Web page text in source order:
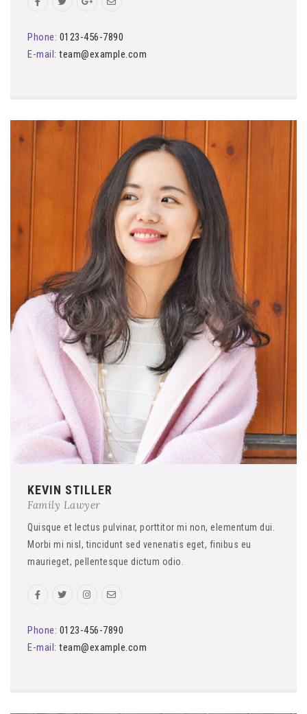
Phone: 0123-456-7890
E-mail: team@example.com
KEVIN STILLER
Family Lawyer
Quisque et lectus pulvinar, porttitor mi non, elementum dui.
Morbi mi nisl, tincidunt sed venenatis eget, finibus eu
maurieget, pellentesque dictum odio.
Phone: 0123-456-7890
E-mail: team@example.com